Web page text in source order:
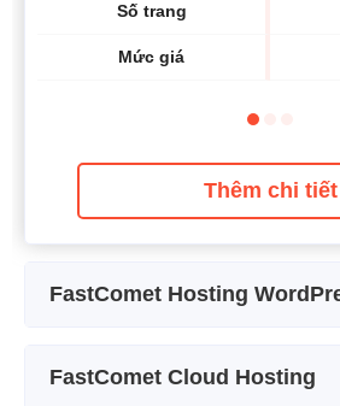
Số trang
Mức giá
Thêm chi tiết
FastComet Hosting
FastComet Cloud Hosting